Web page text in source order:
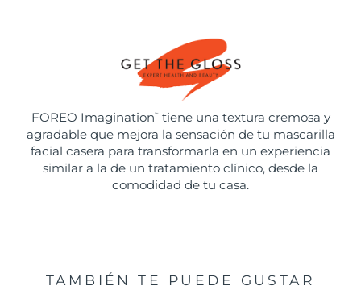
FOREO Imagination ™
tiene una textura cremosa y
agradable que mejora la sensación de tu mascarilla
facial casera para transformarla en un experiencia
similar a la de un tratamiento clínico, desde la
comodidad de tu casa.
TAMBIÉN TE PUEDE GUSTAR